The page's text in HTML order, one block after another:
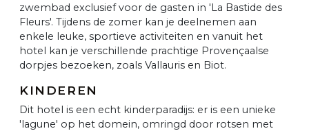
zwembad exclusief voor de gasten in 'La Bastide des
Fleurs'. Tijdens de zomer kan je deelnemen aan
enkele leuke, sportieve activiteiten en vanuit het
hotel kan je verschillende prachtige Provençaalse
dorpjes bezoeken, zoals Vallauris en Biot.
KINDEREN
Dit hotel is een echt kinderparadijs: er is een unieke
'lagune' op het domein, omringd door rotsen met